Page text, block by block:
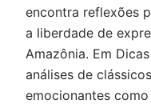
encontra reflexões
a liberdade de
Amazônia. Em
análises de
emocionantes como